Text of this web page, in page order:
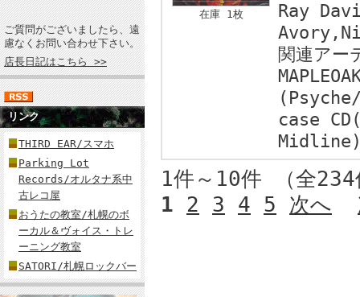
ご質問がございましたら、遠
慮なくお問い合わせ下さい。
店長日記はこちら >>
リンク
THIRD EAR/スマホ
Parking Lot
Records/オルタナ系中
古レコ屋
おうたの教室/札幌のボ
ーカル＆ヴォイス・トレ
ーニング教室
SATORI/札幌ロックバー
在庫 1枚
Ray
関連アー
case
1件～10件 （全
1
2 3 4 5 次へ